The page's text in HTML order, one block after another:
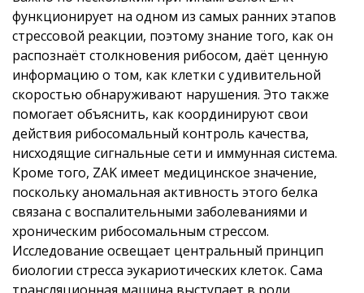
функционирует на одном из самых ранних этапов
стрессовой реакции, поэтому знание того, как он
распознаёт столкновения рибосом, даёт ценную
информацию о том, как клетки с удивительной
скоростью обнаруживают нарушения. Это также
помогает объяснить, как координируют свои
действия рибосомальный контроль качества,
нисходящие сигнальные сети и иммунная система.
Кроме того, ZAK имеет медицинское значение,
поскольку аномальная активность этого белка
связана с воспалительными заболеваниями и
хроническим рибосомальным стрессом.
Исследование освещает центральный принцип
биологии стресса эукариотических клеток. Сама